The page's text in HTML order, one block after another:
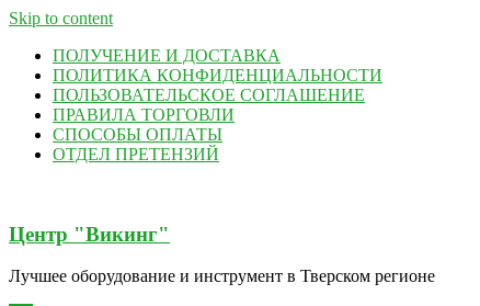
Skip to content
ПОЛУЧЕНИЕ И ДОСТАВКА
ПОЛИТИКА КОНФИДЕНЦИАЛЬНОСТИ
ПОЛЬЗОВАТЕЛЬСКОЕ СОГЛАШЕНИЕ
ПРАВИЛА ТОРГОВЛИ
СПОСОБЫ ОПЛАТЫ
ОТДЕЛ ПРЕТЕНЗИЙ
Центр "Викинг"
Лучшее оборудование и инструмент в Тверском регионе